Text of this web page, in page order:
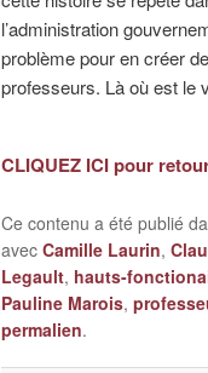
l’administration
problème pour en créer
professeurs. Là où est le
CLIQUEZ ICI pour
Ce contenu a été publié
avec Camille Laurin,
Legault, hauts-
Pauline Marois,
permalien.